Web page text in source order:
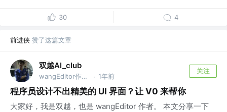
30 4
前进侠 赞了这篇文章
双越AI_club
wangEditor作者，慕课网讲师 · 1年前
关注
程序员设计不出精美的 UI 界面？让 V0 来帮你
大家好，我是双越，也是 wangEditor 作者。 本文分享一下